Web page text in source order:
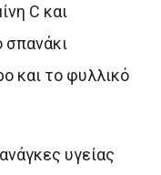
C και
σπανάκι
και το φυλλικό
υγείας